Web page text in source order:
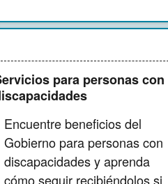
para personas con
Encuentre beneficios del
Gobierno para personas con
discapacidades y aprenda
cómo seguir recibiéndolos si